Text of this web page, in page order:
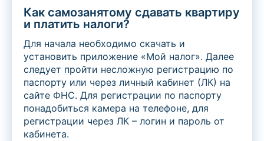
Как самозанятому сдавать квартиру
и платить налоги?
Для начала необходимо скачать и
установить приложение «Мой налог». Далее
следует пройти несложную регистрацию по
паспорту или через личный кабинет (ЛК) на
сайте ФНС. Для регистрации по паспорту
понадобиться камера на телефоне, для
регистрации через ЛК – логин и пароль от
кабинета.